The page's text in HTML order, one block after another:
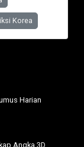
Korea
Harian
Angka 3D